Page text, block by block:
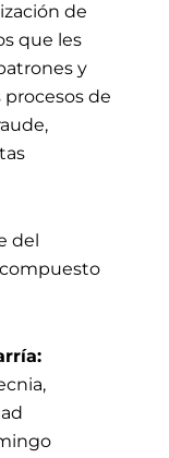
de
que les
y
de
del